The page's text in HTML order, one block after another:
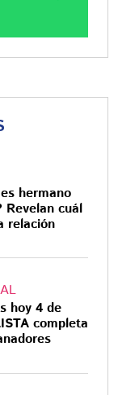
hermano
Revelan cuál
relación
hoy 4 de
completa